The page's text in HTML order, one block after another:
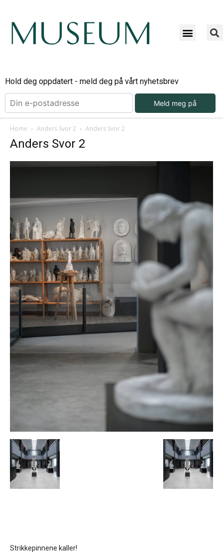
Hold deg oppdatert - meld deg på vårt nyhetsbrev
Meld meg på
Home Anders Svor 2 Anders Svor 2
Anders Svor 2
Strikkepinnene kaller!